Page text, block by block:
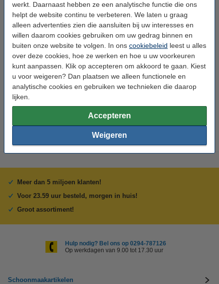
werkt. Daarnaast hebben ze een analytische functie die ons
helpt de website continu te verbeteren. We laten u graag
alleen advertenties zien die aansluiten bij uw interesses en
willen daarom cookies gebruiken om uw gedrag binnen en
buiten onze website te volgen. In ons cookiebeleid leest u alles
over deze cookies, hoe ze werken en hoe u uw voorkeuren
kunt aanpassen. Klik op accepteren om akkoord te gaan. Kiest
u voor weigeren? Dan plaatsen we alleen functionele en
analytische cookies en gebruiken we technieken die daarop
lijken.
Accepteren
Weigeren
Combineer met Tork-dispenser:
Tork Xpress® H2-dispenser Multifold
Handdoeken | Wit | 552000
€ 44,50
Tork Xpress® H2-dispenser Handdoeken | Wit |
€ 39,50
Zwart | 552208
Meer dan 5 miljoen klanten!
Voor 23.59 uur besteld, morgen in huis!
Groot assortiment!
Hulp nodig? Bel ons op 0294-787126
Op werkdagen van 9.00 tot 17.30 uur
Schoonmaakartikelen